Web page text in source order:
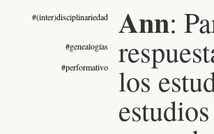
Ann:
#(inter)disciplinariedad
#genealogías
#performativo
los